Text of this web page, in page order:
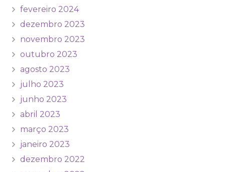
fevereiro 2024
dezembro 2023
novembro 2023
outubro 2023
agosto 2023
julho 2023
junho 2023
abril 2023
março 2023
janeiro 2023
dezembro 2022